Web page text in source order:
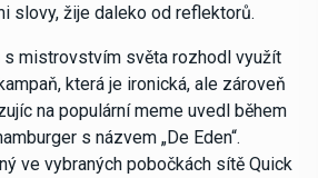
slovy, žije daleko od reflektorů.
mistrovstvím světa rozhodl využít
která je ironická, ale zároveň
na populární meme uvedl během
s názvem „De Eden“.
ve vybraných pobočkách sítě Quick